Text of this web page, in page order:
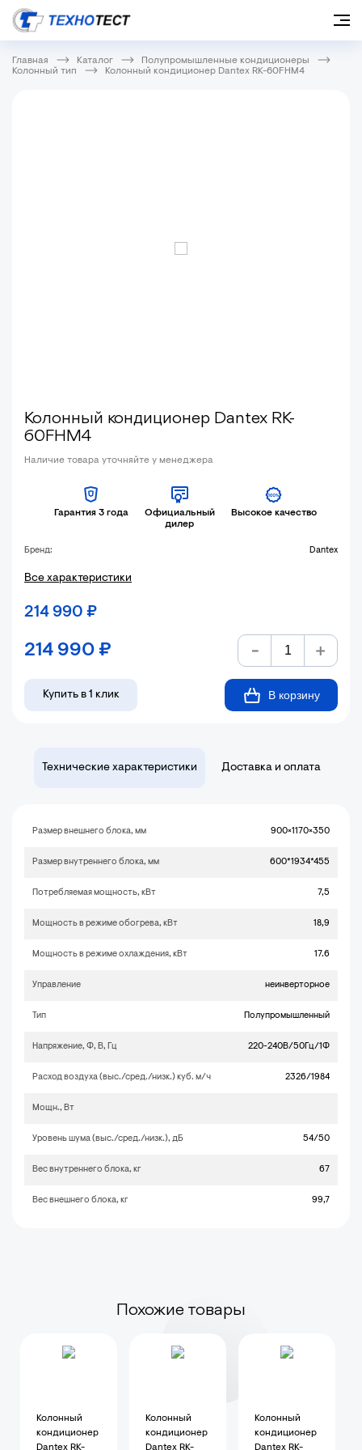
Главная Каталог
Полупромышленные кондиционеры
Колонный тип
Колонный кондиционер Dantex RK-60FHM4
Колонный кондиционер Dantex RK-
60FHM4
Наличие товара уточняйте у менеджера
Гарантия 3 года
Официальный
дилер
Высокое качество
Бренд: Dantex
Все характеристики
214 990 ₽
214 990 ₽
Купить в 1 клик В корзину
Технические характеристики Доставка и оплата
Размер внешнего блока, мм 900×1170×350
Размер внутреннего блока, мм 600*1934*455
Потребляемая мощность, кВт 7,5
Мощность в режиме обогрева, кВт 18,9
Мощность в режиме охлаждения, кВт 17.6
Управление неинверторное
Тип Полупромышленный
Напряжение, Ф, В, Гц 220-240В/50Гц/1Ф
Расход воздуха (выс./сред./низк.) куб. м/ч 2326/1984
Мощн., Вт
Уровень шума (выс./сред./низк.), дБ 54/50
Вес внутреннего блока, кг 67
Вес внешнего блока, кг 99,7
Похожие товары
Колонный
кондиционер
Dantex RK-
Колонный
кондиционер
Dantex RK-
Колонный
кондиционер
Dantex RK-